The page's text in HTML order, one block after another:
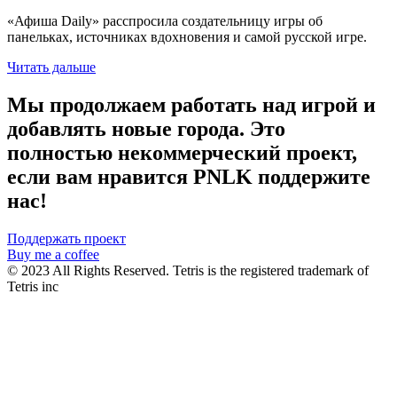
«Афиша Daily» расспросила создательницу игры об
панельках, источниках вдохновения и самой русской игре.
Читать дальше
Мы продолжаем работать над игрой и
добавлять новые города. Это
полностью некоммерческий проект,
если вам нравится PNLK поддержите
нас!
Поддержать проект
Buy me a coffee
© 2023 All Rights Reserved. Tetris is the registered trademark of
Tetris inc